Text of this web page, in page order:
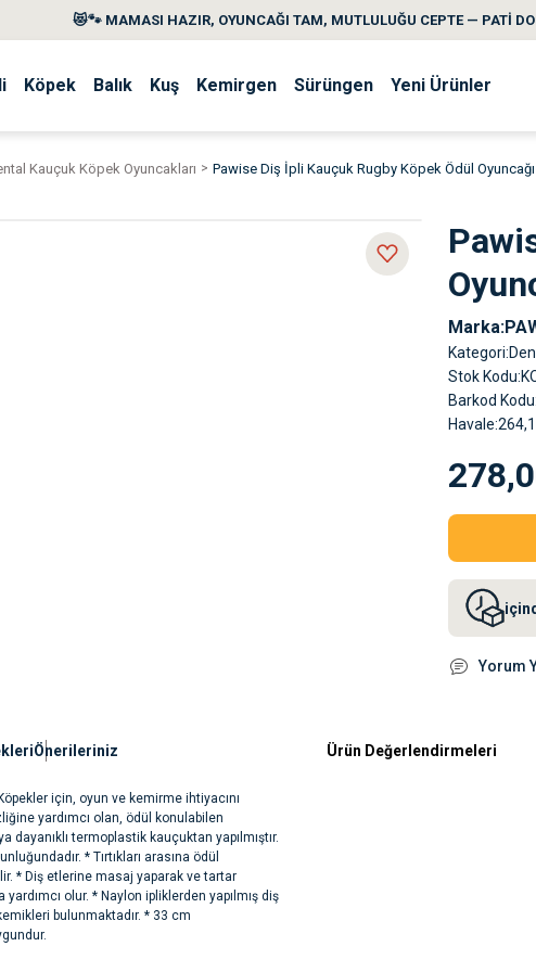
😻🐾 MAMASI HAZIR, OYUNCAĞI TAM, MUTLULUĞU CEPTE — PATİ
Köpek Balık Kuş Kemirgen Sürüngen Yeni Ürünler
Kauçuk Köpek Oyuncakları Pawise Diş İpli Kauçuk Rugby Köpek Ödül
Marka
Kategori
Stok Kodu
Barkod Kodu
Havale
Yorum
Önerileriniz
için, oyun ve kemirme ihtiyacını
yardımcı olan, ödül konulabilen
termoplastik kauçuktan yapılmıştır.
* Tırtıkları arasına ödül
* Diş etlerine masaj yaparak ve tartar
yardımcı olur. * Naylon ipliklerden yapılmış diş
bulunmaktadır. * 33 cm
Ürün Değerlendirmeleri